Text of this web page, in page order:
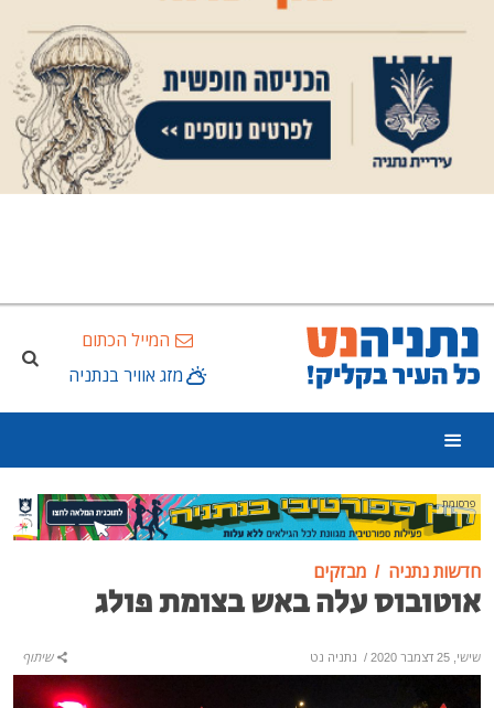
המייל הכתום
מזג אוויר בנתניה
פרסומת
חדשות נתניה מבזקים
אוטובוס עלה באש בצומת פולג
שישי, 25 דצמבר 2020 / נתניה נט שיתוף